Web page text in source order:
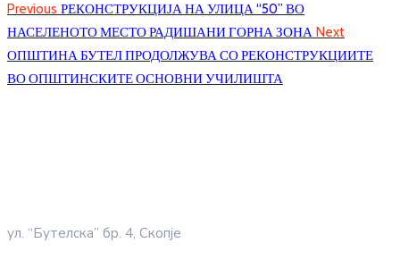
Previous РЕКОНСТРУКЦИЈА НА УЛИЦА “50” ВО
НАСЕЛЕНОТО МЕСТО РАДИШАНИ ГОРНА ЗОНА Next
ОПШТИНА БУТЕЛ ПРОДОЛЖУВА СО РЕКОНСТРУКЦИИТЕ
ВО ОПШТИНСКИТЕ ОСНОВНИ УЧИЛИШТА
ул. “Бутелска” бр. 4, Скопје